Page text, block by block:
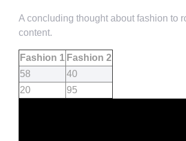
A concluding thought about fashion to
content.
Fashion 1 Fashion 2
58
40
20
95